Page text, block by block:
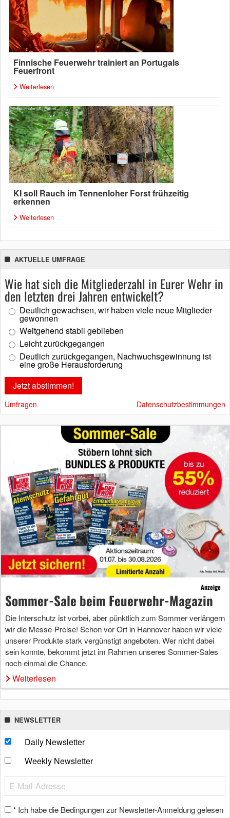
Finnische Feuerwehr trainiert an Portugals
Feuerfront
Weiterlesen
KI soll Rauch im Tennenloher Forst frühzeitig
erkennen
Weiterlesen
AKTUELLE UMFRAGE
Wie hat sich die Mitgliederzahl in Eurer Wehr in
den letzten drei Jahren entwickelt?
Deutlich gewachsen, wir haben viele neue Mitglieder
gewonnen
Weitgehend stabil geblieben
Leicht zurückgegangen
Deutlich zurückgegangen, Nachwuchsgewinnung ist
eine große Herausforderung
Umfragen Datenschutzbestimmungen
Anzeige
Sommer-Sale beim Feuerwehr-Magazin
Die Interschutz ist vorbei, aber pünktlich zum Sommer verlängern
wir die Messe-Preise! Schon vor Ort in Hannover haben wir viele
unserer Produkte stark vergünstigt angeboten. Wer nicht dabei
sein konnte, bekommt jetzt im Rahmen unseres Sommer-Sales
noch einmal die Chance.
Weiterlesen
NEWSLETTER
Daily Newsletter
Weekly Newsletter
* Ich habe die Bedingungen zur Newsletter-Anmeldung gelesen